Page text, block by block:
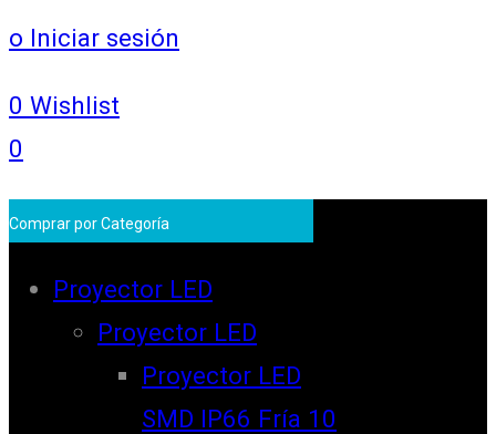
o Iniciar sesión
0 Wishlist
0
Comprar por Categoría
Proyector LED
Proyector LED
Proyector LED
SMD IP66 Fría 10